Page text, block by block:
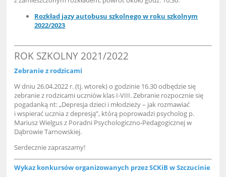
Rozkład jazy autobusu szkolnego w roku szkolnym
2022/2023
ROK SZKOLNY 2021/2022
Zebranie z rodzicami
W dniu 26.04.2022 r. (tj. wtorek) o godzinie 16.30 odbędzie się
zebranie z rodzicami uczniów klas I-VIII. Zebranie rozpocznie się
pogadanką nt: „Depresja dzieci i młodzieży – jak rozmawiać
i wspierać ucznia z depresją”, którą poprowadzi psycholog p.
Mariusz Wielgus z Poradni Psychologiczno-Pedagogicznej w
Dąbrowie Tarnowskiej.
Serdecznie zapraszamy!
Wykaz konkursów organizowanych przez SCKiB w Szczucinie